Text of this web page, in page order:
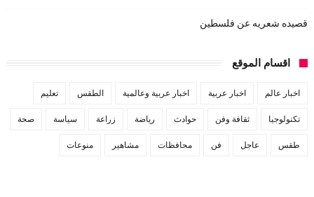
قصيده شعريه عن فلسطين
اقسام الموقع
اخبار عالم اخبار عربية اخبار عربية وعالمية الطقس تعليم
تكنولوجيا ثقافة وفن حوادث رياضة زراعة سياسة صحة
طقس عاجل فن محافظات مشاهير منوعات